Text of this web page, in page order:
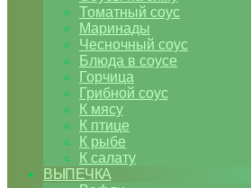
Томатный соус
Маринады
Чесночный соус
Блюда в соусе
Горчица
Грибной соус
К мясу
К птице
К рыбе
К салату
ВЫПЕЧКА